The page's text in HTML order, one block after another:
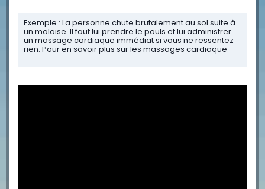
Exemple : La personne chute brutalement au sol suite à
un malaise. Il faut lui prendre le pouls et lui administrer
un massage cardiaque immédiat si vous ne ressentez
rien. Pour en savoir plus sur les massages cardiaque